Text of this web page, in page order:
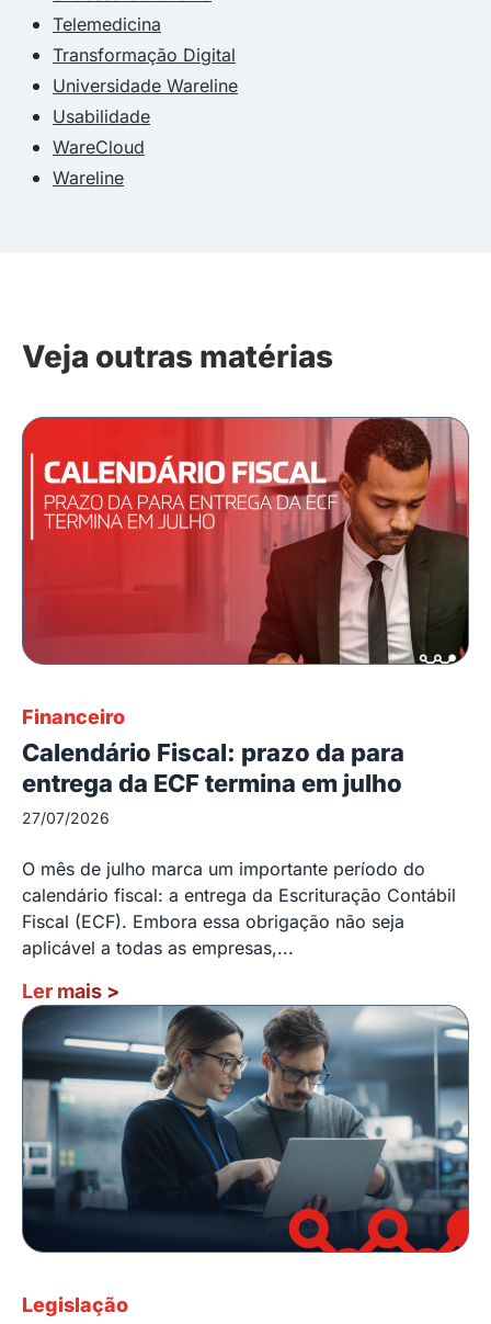
Telemedicina
Transformação Digital
Universidade Wareline
Usabilidade
WareCloud
Wareline
Veja outras matérias
Financeiro
Calendário Fiscal: prazo da para
entrega da ECF termina em julho
27/07/2026
O mês de julho marca um importante período do
calendário fiscal: a entrega da Escrituração Contábil
Fiscal (ECF). Embora essa obrigação não seja
aplicável a todas as empresas,...
Ler mais >
Legislação